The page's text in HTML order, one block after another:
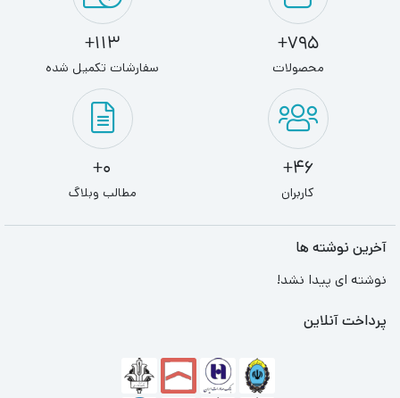
795+
محصولات
113+
سفارشات تکمیل شده
46+
کاربران
0+
مطالب وبلاگ
آخرین نوشته ها
نوشته ای پیدا نشد!
پرداخت آنلاین